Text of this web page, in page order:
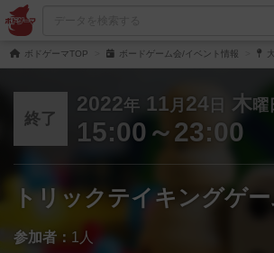
ボドゲーマTOP ボードゲーム会/イベント情報
終了
2022年 11 月 24 日 木曜
15:00～23:00
トリックテイキングゲ
参加者： 1人